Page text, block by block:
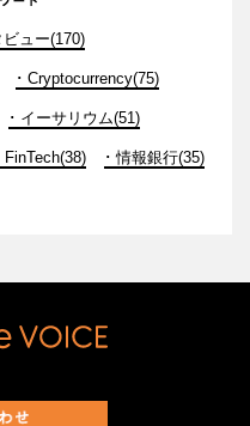
ビュー(170)
Cryptocurrency(75)
イーサリウム(51)
FinTech(38) 情報銀行(35)